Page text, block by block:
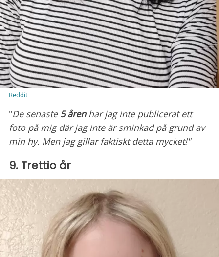
Reddit
"De senaste 5 årenhar jag inte publicerat ett
foto på mig där jag inte är sminkad på grund av
min hy. Men jag gillar faktiskt detta mycket!"
9. Trettio år